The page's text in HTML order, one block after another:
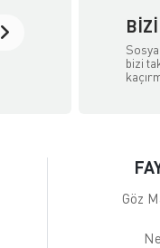
bizi
Göz